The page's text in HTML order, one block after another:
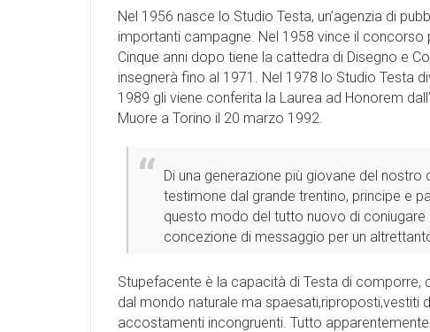
Nel 1956 nasce lo Studio Testa, un’agenzia di
importanti campagne. Nel 1958 vince il
Cinque anni dopo tiene la cattedra di Disegno e
insegnerà fino al 1971. Nel 1978 lo Studio Testa
1989 gli viene conferita la Laurea ad Honorem
Muore a Torino il 20 marzo 1992.
Di una generazione più giovane del
testimone dal grande trentino, principe e
questo modo del tutto nuovo di
concezione di messaggio per un
Stupefacente è la capacità di Testa di comporre,
dal mondo naturale ma spaesati,riproposti,vestiti
accostamenti incongruenti. Tutto